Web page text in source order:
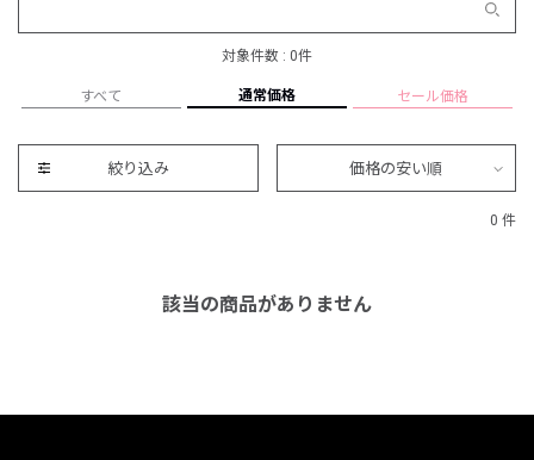
対象件数 : 0件
すべて 通常価格 セール価格
絞り込み 価格の安い順
0 件
該当の商品がありません